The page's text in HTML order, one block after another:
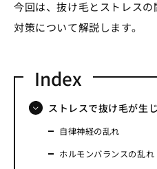
今回は、抜け毛とストレス
対策について解説します。
ストレスで抜け毛が生
自律神経の乱れ
ホルモンバランスの乱れ